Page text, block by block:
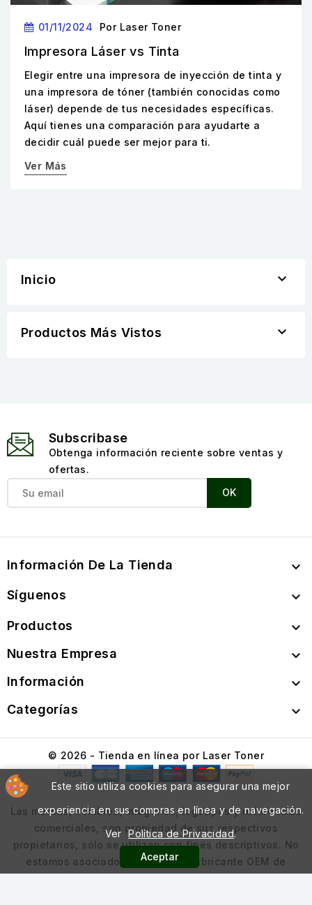
01/11/2024 Por Laser Toner
Impresora Láser vs Tinta
Elegir entre una impresora de inyección de tinta y
una impresora de tóner (también conocidas como
láser) depende de tus necesidades específicas.
Aquí tienes una comparación para ayudarte a
decidir cuál puede ser mejor para ti.
Ver Más
Inicio 
Productos Más Vistos 
Subscribase
Obtenga información reciente sobre ventas y
ofertas.
Información De La Tienda 
Síguenos 
Productos 
Nuestra Empresa 
Información 
Categorías 
Este sitio utiliza cookies para asegurar una mejor
experiencia en sus compras en línea y de navegación.
Ver Política de Privacidad.
Aceptar
© 2026 - Tienda en línea por Laser Toner
Las marcas, nombres, imágenes, logotipos y referencias
comerciales, son propiedad de sus respectivos
propietarios, sólo se utilizan con fines descriptivos. No
estamos asociados con ningún fabricante OEM de